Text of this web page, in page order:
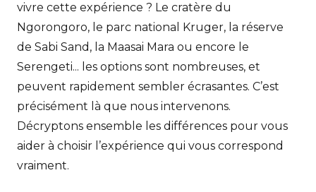
vivre cette expérience ? Le cratère du
Ngorongoro, le parc national Kruger, la réserve
de Sabi Sand, la Maasai Mara ou encore le
Serengeti... les options sont nombreuses, et
peuvent rapidement sembler écrasantes. C’est
précisément là que nous intervenons.
Décryptons ensemble les différences pour vous
aider à choisir l’expérience qui vous correspond
vraiment.